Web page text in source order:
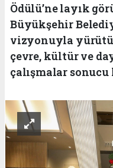
Ödülü’ne layık
Büyükşehir
vizyonuyla
çevre, kültür ve
çalışmalar sonucu